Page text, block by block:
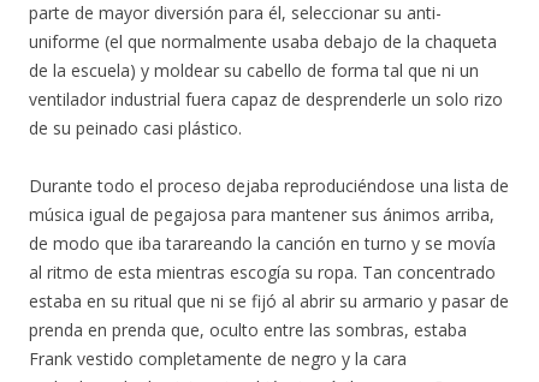
parte de mayor diversión para él, seleccionar su anti-
uniforme (el que normalmente usaba debajo de la chaqueta
de la escuela) y moldear su cabello de forma tal que ni un
ventilador industrial fuera capaz de desprenderle un solo rizo
de su peinado casi plástico.
Durante todo el proceso dejaba reproduciéndose una lista de
música igual de pegajosa para mantener sus ánimos arriba,
de modo que iba tarareando la canción en turno y se movía
al ritmo de esta mientras escogía su ropa. Tan concentrado
estaba en su ritual que ni se fijó al abrir su armario y pasar de
prenda en prenda que, oculto entre las sombras, estaba
Frank vestido completamente de negro y la cara